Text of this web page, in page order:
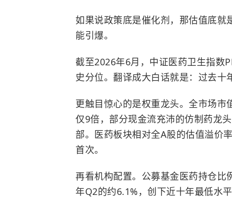
如果说政策底是催化剂，那估值底
能引爆。
截至2026年6月，中证医药卫生指数
史分位。翻译成大白话就是：过去十
更触目惊心的是权重龙头。全市场
仅9倍，部分现金流充沛的仿制药龙
部。医药板块相对全A股的估值溢价
首次。
再看机构配置。公募基金医药持仓
年Q2的约6.1%，创下近十年最低水